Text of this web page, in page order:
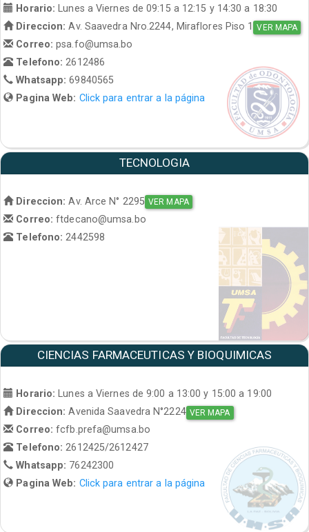
Horario: Lunes a Viernes de 09:15 a 12:15 y 14:30 a 18:30
Direccion: Av. Saavedra Nro.2244, Miraflores Piso 1 VER MAPA
Correo:psa.fo@umsa.bo
Telefono:2612486
Whatsapp:69840565
Pagina Web: Click para entrar a la página
TECNOLOGIA
Direccion: Av. Arce N° 2295 VER MAPA
Correo:ftdecano@umsa.bo
Telefono: 2442598
CIENCIAS FARMACEUTICAS Y BIOQUIMICAS
Horario: Lunes a Viernes de 9:00 a 13:00 y 15:00 a 19:00
Direccion: Avenida Saavedra N°2224 VER MAPA
Correo:fcfb.prefa@umsa.bo
Telefono:2612425/2612427
Whatsapp: 76242300
Pagina Web: Click para entrar a la página